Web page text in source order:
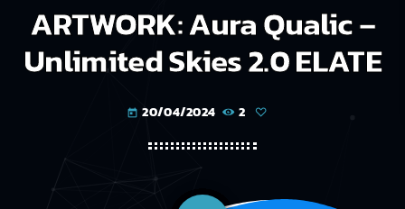
ARTWORK: Aura Qualic –
Unlimited Skies 2.0 ELATE
today 20/04/2024 2